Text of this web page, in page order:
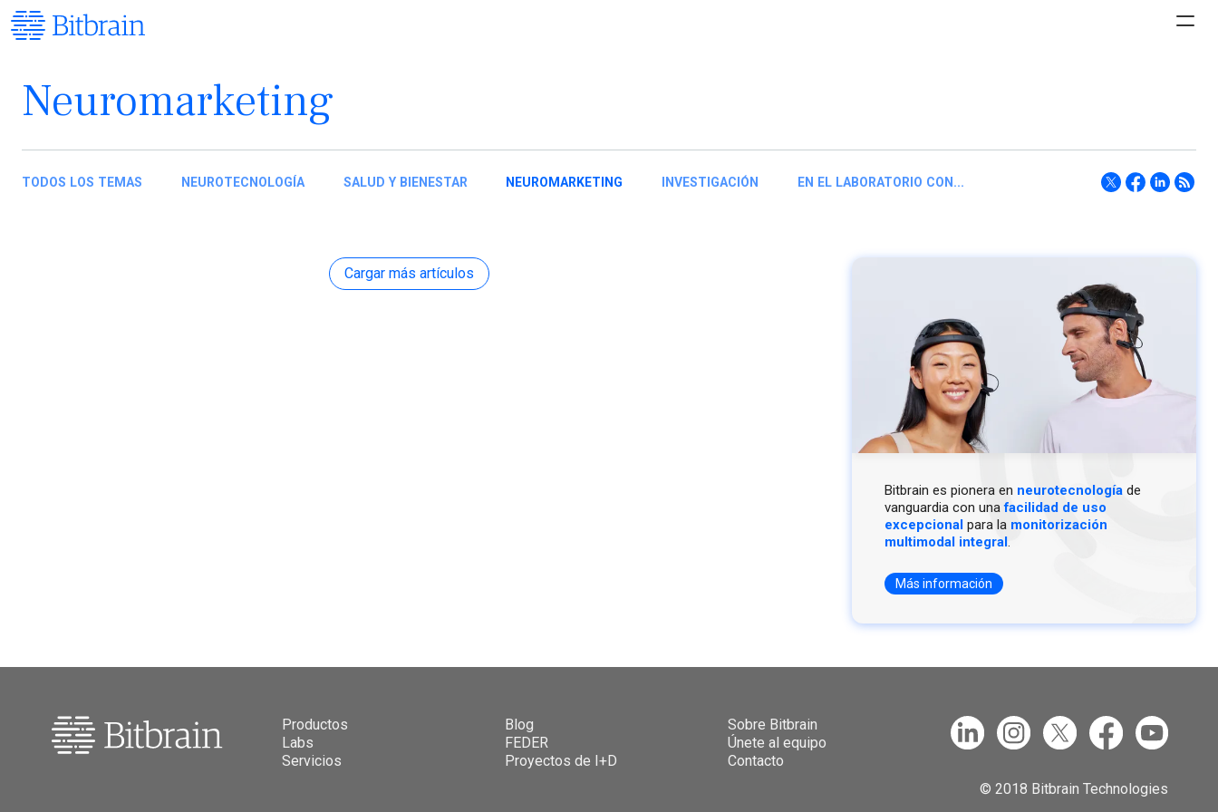
Neuromarketing
TODOS LOS TEMAS NEUROTECNOLOGÍA SALUD Y BIENESTAR NEUROMARKETING INVESTIGACIÓN EN EL LABORATORIO CON...
Cargar más artículos
Bitbrain es pionera en neurotecnología de
vanguardia con unafacilidad de uso
excepcional para la monitorización
multimodal integral.
Más información
Productos
Labs
Servicios
Blog
FEDER
Proyectos de I+D
Sobre Bitbrain
Únete al equipo
Contacto
© 2018 Bitbrain Technologies